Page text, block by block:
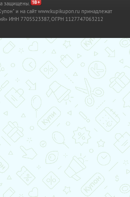
защищены.
и на сайт www.kupikupon.ru принадлежат
ИНН 7705523387, ОГРН 1127747063212